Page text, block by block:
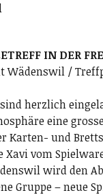
IN DER
Wädenswil /
herzlich
eine
Karten- und
Xavi vom
wird den
Gruppe – neue